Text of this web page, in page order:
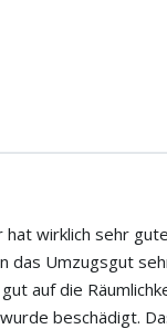
hat wirklich sehr
das Umzugsgut
auf die
beschädigt.